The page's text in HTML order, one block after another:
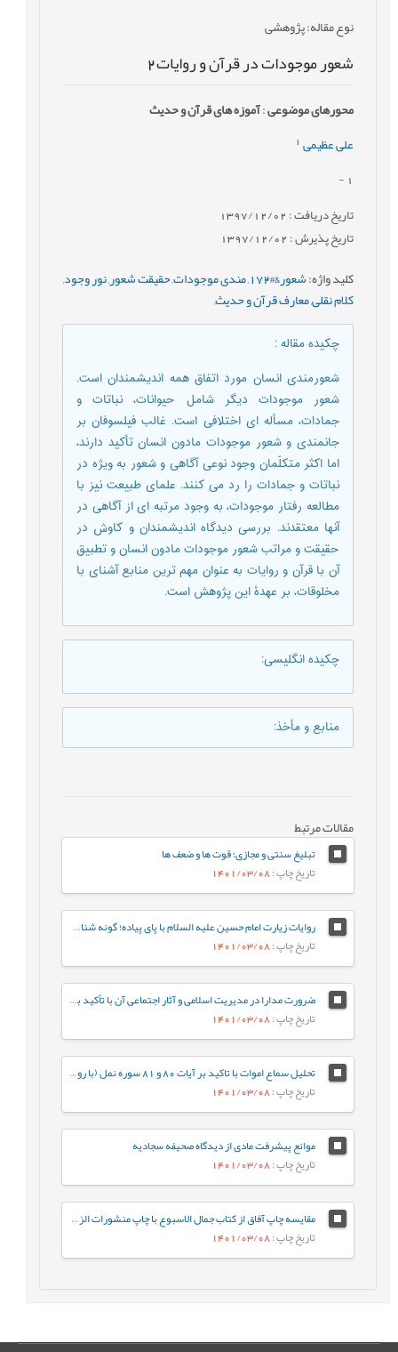
نوع مقاله: پژوهشی
شعور موجودات در قرآن و روایات2
محورهای موضوعی:آموزه های قرآن و حدیث
علی عظیمی
-
تاریخ دریافت : 1397/12/02
تاریخ پذیرش : 1397/12/02
کلید واژه:شعور&#172 ,مندی موجودات,حقیقت شعور,نور وجود,
کلام نقلی,معارف قرآن و حدیث,
چکیده مقاله:
شعورمندی انسان مورد اتفاق همه اندیشمندان است.
شعور موجودات دیگر شامل حیوانات، نباتات و
جمادات، مسأله ای اختلافی است. غالب فیلسوفان بر
جانمندی و شعور موجودات مادون انسان تأکید دارند،
اما اکثر متکلّمان وجود نوعی آگاهی و شعور به ویژه در
نباتات و جمادات را رد می کنند. علمای طبیعت نیز با
مطالعه رفتار موجودات، به وجود مرتبه ای از آگاهی در
آنها معتقدند. بررسی دیدگاه اندیشمندان و کاوش در
حقیقت و مراتب شعور موجودات مادون انسان و تطبیق
آن با قرآن و روایات به عنوان مهم ترین منابع آشنای با
مخلوقات، بر عهدۀ این پژوهش است.
چکیده انگلیسی:
منابع و مأخذ:
مقالات مرتبط
تبلیغ سنتی و مجازی؛ قوت ها و ضعف ها
تاریخ چاپ: 1401/03/08
روایات زیارت امام حسین علیه السلام با پای پیاده؛ گونه شناسی و دلالت سنجی
تاریخ چاپ: 1401/03/08
ضرورت‌‌ مدارا در مدیریت اسلامی و آثار اجتماعی آن با تأکید بر سیره پیامبر صلی الله علیه و آله و امام علی علیه السلام
تاریخ چاپ: 1401/03/08
تحلیل سماع اموات با تاکید بر آیات 80 و 81 سوره نمل (با رویکرد قرآن به قرآن)
تاریخ چاپ: 1401/03/08
موانع پیشرفت مادی از دیدگاه صحیفه سجادیه
تاریخ چاپ: 1401/03/08
مقایسه چاپ آفاق از کتاب جمال الاسبوع با چاپ منشورات الرّضى‏ بر پایه مقابله
تاریخ چاپ: 1401/03/08